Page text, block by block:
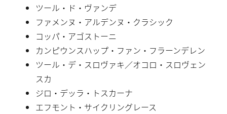
ツール・ド・ヴァンデ
ファメンヌ・アルデンヌ・クラシック
コッパ・アゴストーニ
カンピウンスハップ・ファン・フラーンデレン
ツール・デ・スロヴァキ／オコロ・スロヴェン
スカ
ジロ・デッラ・トスカーナ
エフモント・サイクリングレース